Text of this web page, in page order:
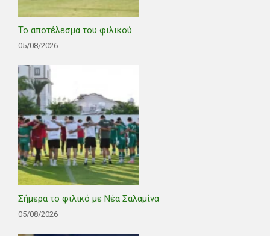
Το αποτέλεσμα του φιλικού
05/08/2026
Σήμερα το φιλικό με Νέα Σαλαμίνα
05/08/2026